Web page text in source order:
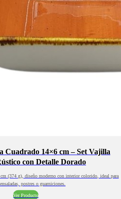
Cuadrado 14×6 cm – Set Vajilla
con Detalle Dorado
(374 g), diseño moderno con interior colorido, ideal para
postres o guarniciones.
Ver Producto